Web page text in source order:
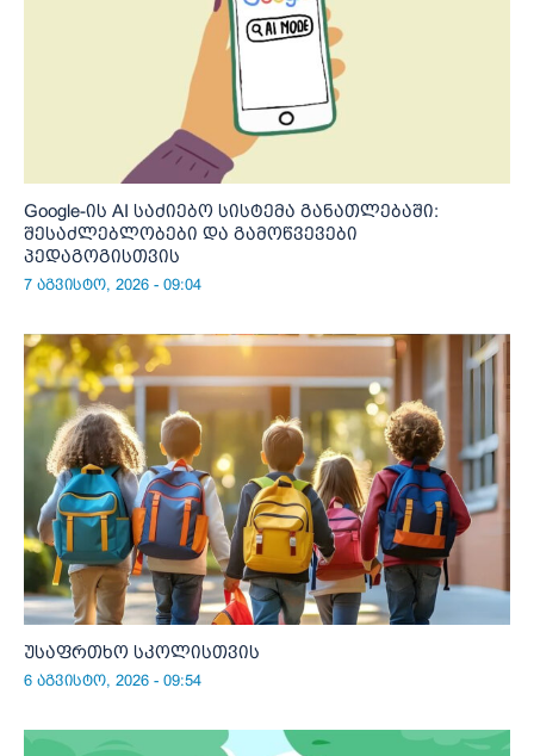
Google-ის AI საძიებო სისტემა განათლებაში:
შესაძლებლობები და გამოწვევები
პედაგოგისთვის
7 აგვისტო, 2026 - 09:04
უსაფრთხო სკოლისთვის
6 აგვისტო, 2026 - 09:54